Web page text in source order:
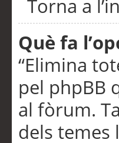
Torna a
Què fa
“Elimina
pel phpBB
al fòrum.
dels temes